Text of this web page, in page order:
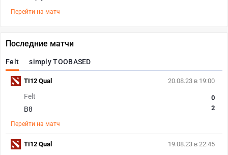
Перейти на матч
Последние матчи
Felt simply TOOBASED
20.08.23 в 19:00
Felt
B8
0
2
Перейти на матч
TI12 Qual
19.08.23 в 22:45
TI12 Qual